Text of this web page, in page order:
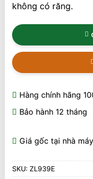
không có răng.
Hàng chính hãng
Bảo hành 12 tháng
Giá gốc tại nhà máy
SKU: ZL939E